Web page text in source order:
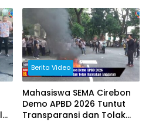
Bantuan Pemerintah
Berita Video
Mahasiswa SEMA Cirebon
Demo APBD 2026 Tuntut
Transparansi dan Tolak